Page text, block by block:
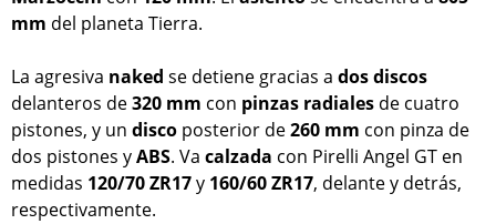
mm del planeta Tierra.
La agresiva naked se detiene gracias a dosdiscos
delanteros de320 mm con pinzas radiales de cuatro
pistones, y un disco posterior de260 mm con pinza de
dos pistones yABS. Va calzada con Pirelli Angel GT en
medidas 120/70 ZR17y 160/60 ZR17, delante y detrás,
respectivamente.